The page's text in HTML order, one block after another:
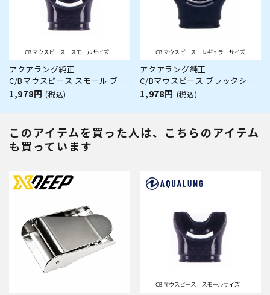
アクアラング純正
C/Bマウスピース スモール ブラ
ックシリコン AQUALUNG/アク
1,978円 (税込)
アクアラング純正
C/Bマウスピース ブラックシリ
コン AQUALUNG/アクアラング
1,978円 (税込)
このアイテムを買った人は、こちらのアイテム
も買っています